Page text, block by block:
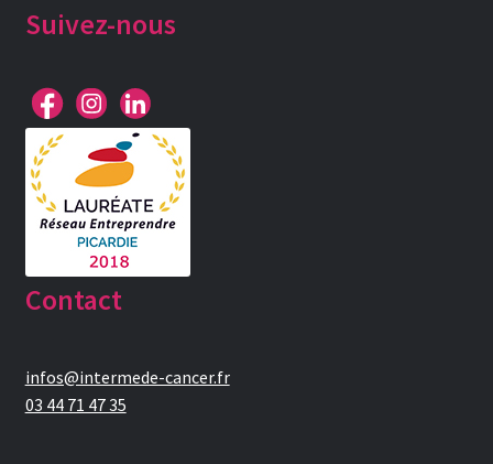
Suivez-nous
Contact
infos@intermede-cancer.fr
03 44 71 47 35